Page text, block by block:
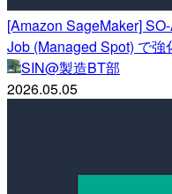
[Amazon SageMaker]
Job (Managed Spot) で強
SIN@製造BT部
2026.05.05